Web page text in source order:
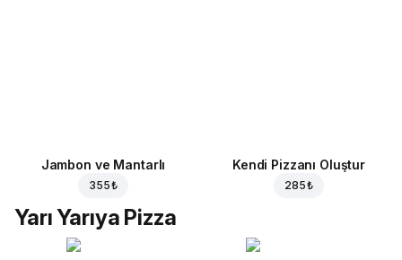
Jambon ve Mantarlı
355 ₺
Kendi Pizzanı Oluştur
285 ₺
Yarı Yarıya Pizza